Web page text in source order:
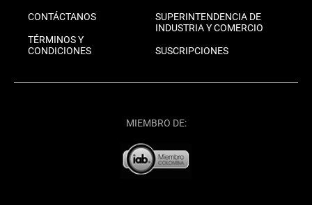
CONTÁCTANOS
TÉRMINOS Y
CONDICIONES
SUPERINTENDENCIA DE
INDUSTRIA Y COMERCIO
SUSCRIPCIONES
MIEMBRO DE: